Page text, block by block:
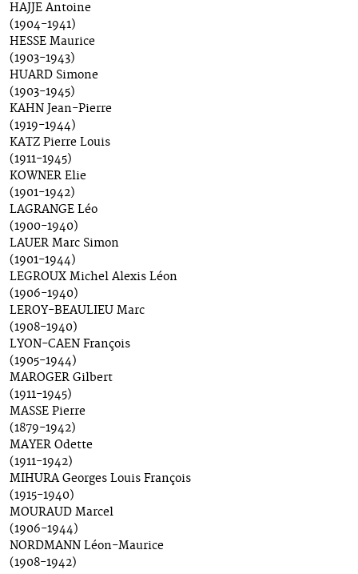
HAJJE Antoine
(1904-1941)
HESSE Maurice
(1903-1943)
HUARD Simone
(1903-1945)
KAHN Jean-Pierre
(1919-1944)
KATZ Pierre Louis
(1911-1945)
KOWNER Elie
(1901-1942)
LAGRANGE Léo
(1900-1940)
LAUER Marc Simon
(1901-1944)
LEGROUX Michel Alexis Léon
(1906-1940)
LEROY-BEAULIEU Marc
(1908-1940)
LYON-CAEN François
(1905-1944)
MAROGER Gilbert
(1911-1945)
MASSE Pierre
(1879-1942)
MAYER Odette
(1911-1942)
MIHURA Georges Louis François
(1915-1940)
MOURAUD Marcel
(1906-1944)
NORDMANN Léon-Maurice
(1908-1942)